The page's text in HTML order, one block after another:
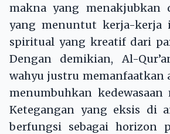
makna yang menakjubkan
yang menuntut kerja-kerja
spiritual yang kreatif dari
Dengan demikian, Al-
wahyu justru
menumbuhkan kedewasaan
Ketegangan yang eksis di
berfungsi sebagai horizon